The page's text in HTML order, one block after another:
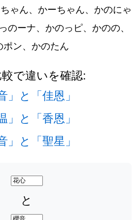
ゃん、かーちゃん、かのにゃ
のーナ、かのっピ、かのの、
ポン、かのたん
で違いを確認:
」と「佳恩」
」と「香恩」
」と「聖星」
と